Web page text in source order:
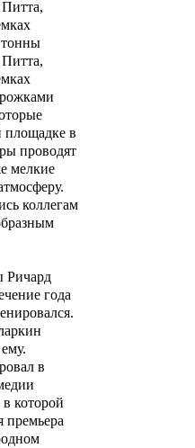
тонны
площадке в
проводят
мелкие
коллегам
Ричард
года
в
в которой